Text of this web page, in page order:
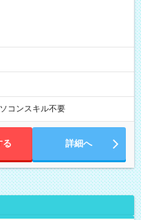
コンスキル不要
る 詳細へ